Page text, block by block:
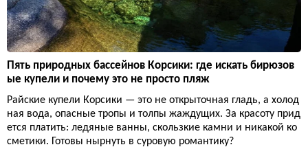
Пять природных бассейнов Корсики: где искать бирюзов
ые купели и почему это не просто пляж
Райские купели Корсики — это не открыточная гладь, а холод
ная вода, опасные тропы и толпы жаждущих. За красоту прид
ется платить: ледяные ванны, скользкие камни и никакой ко
сметики. Готовы нырнуть в суровую романтику?